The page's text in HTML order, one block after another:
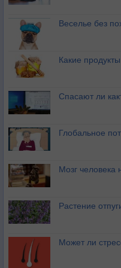
Веселье без
Какие
Спасают ли
Глобальное
Мозг человека
Растение
Может ли